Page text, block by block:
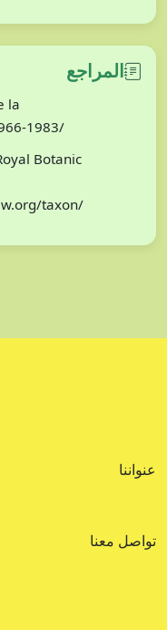
المراجع
la
1983/
Botanic
taxon/
عنواننا
تواصل معنا